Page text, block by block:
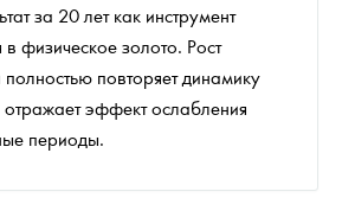
за 20 лет как инструмент
в физическое золото. Рост
полностью повторяет динамику
отражает эффект ослабления
периоды.